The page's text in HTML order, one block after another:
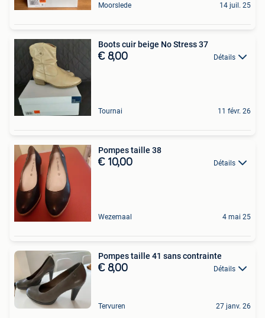
Moorslede 14 juil. 25
Boots cuir beige No Stress 37
€ 8,00 Détails
Tournai 11 févr. 26
Pompes taille 38
€ 10,00 Détails
Wezemaal 4 mai 25
Pompes taille 41 sans contrainte
€ 8,00 Détails
Tervuren 27 janv. 26